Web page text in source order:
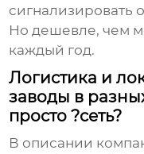
сигнализировать
Но дешевле, чем
каждый год.
Логистика и
заводы в
просто ?сеть?
В описании